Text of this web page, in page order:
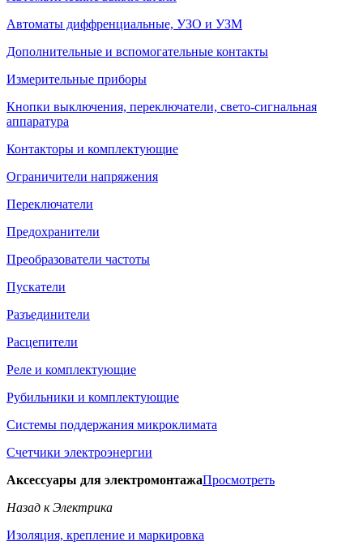
Автоматы диффренциальные, УЗО и УЗМ
Дополнительные и вспомогательные контакты
Измерительные приборы
Кнопки выключения, переключатели, свето-сигнальная
аппаратура
Контакторы и комплектующие
Ограничители напряжения
Переключатели
Предохранители
Преобразователи частоты
Пускатели
Разъединители
Расцепители
Реле и комплектующие
Рубильники и комплектующие
Системы поддержания микроклимата
Счетчики электроэнергии
Аксессуары для электромонтажаПросмотреть
Назад к Электрика
Изоляция, крепление и маркировка